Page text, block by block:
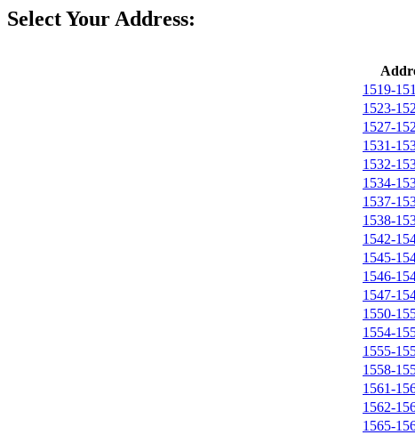
Select Your Address:
1519-
1523-
1527-
1531-
1532-
1534-
1537-
1538-
1542-
1545-
1546-
1547-
1550-
1554-
1555-
1558-
1561-
1562-
1565-